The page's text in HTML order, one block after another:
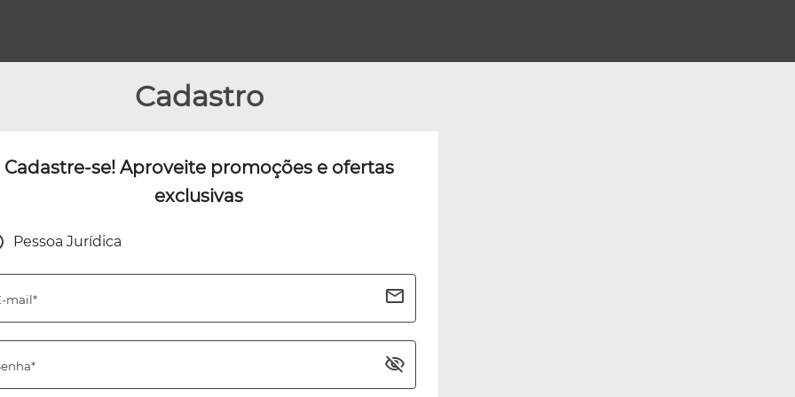
Cadastro
Cadastre-se! Aproveite promoções e ofertas
exclusivas
Pessoa Jurídica
mail*